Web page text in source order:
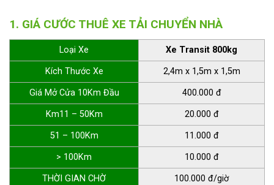
1. GIÁ CƯỚC THUÊ XE TẢI CHUYỂN NHÀ
Loại Xe Xe Transit 800kg
Kích Thước Xe 2,4m x 1,5m x 1,5m
Giá Mở Cửa 10Km Đầu 400.000 đ
Km11 – 50Km 20.000 đ
51 – 100Km 11.000 đ
> 100Km 10.000 đ
THỜI GIAN CHỜ 100.000 đ/giờ